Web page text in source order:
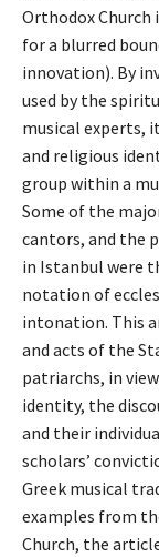
Orthodox
for a blurred
innovation). By
used by the
musical experts,
and religious
group within a
Some of the
cantors, and the
in Istanbul were
notation of
intonation. This
and acts of the
patriarchs, in
identity, the
and their
scholars’
Greek musical
examples from
Church, the